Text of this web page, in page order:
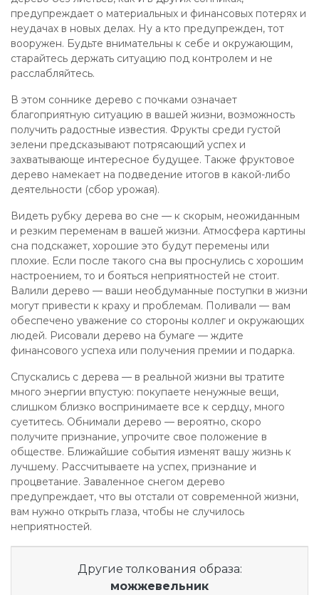
предупреждает о материальных и финансовых потерях и
неудачах в новых делах. Ну а кто предупрежден, тот
вооружен. Будьте внимательны к себе и окружающим,
старайтесь держать ситуацию под контролем и не
расслабляйтесь.
В этом соннике дерево с почками означает
благоприятную ситуацию в вашей жизни, возможность
получить радостные известия. Фрукты среди густой
зелени предсказывают потрясающий успех и
захватывающе интересное будущее. Также фруктовое
дерево намекает на подведение итогов в какой-либо
деятельности (сбор урожая).
Видеть рубку дерева во сне — к скорым, неожиданным
и резким переменам в вашей жизни. Атмосфера картины
сна подскажет, хорошие это будут перемены или
плохие. Если после такого сна вы проснулись с хорошим
настроением, то и бояться неприятностей не стоит.
Валили дерево — ваши необдуманные поступки в жизни
могут привести к краху и проблемам. Поливали — вам
обеспечено уважение со стороны коллег и окружающих
людей. Рисовали дерево на бумаге — ждите
финансового успеха или получения премии и подарка.
Спускались с дерева — в реальной жизни вы тратите
много энергии впустую: покупаете ненужные вещи,
слишком близко воспринимаете все к сердцу, много
суетитесь. Обнимали дерево — вероятно, скоро
получите признание, упрочите свое положение в
обществе. Ближайшие события изменят вашу жизнь к
лучшему. Рассчитываете на успех, признание и
процветание. Заваленное снегом дерево
предупреждает, что вы отстали от современной жизни,
вам нужно открыть глаза, чтобы не случилось
неприятностей.
Другие толкования образа:
можжевельник